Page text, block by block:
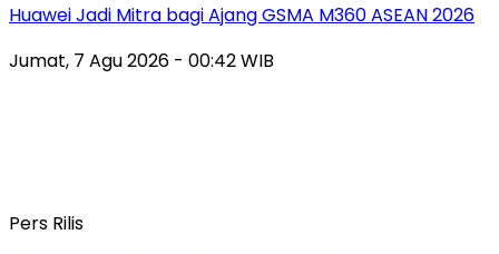
Huawei Jadi Mitra bagi Ajang GSMA M360 ASEAN 2026
Jumat, 7 Agu 2026 - 00:42 WIB
Pers Rilis